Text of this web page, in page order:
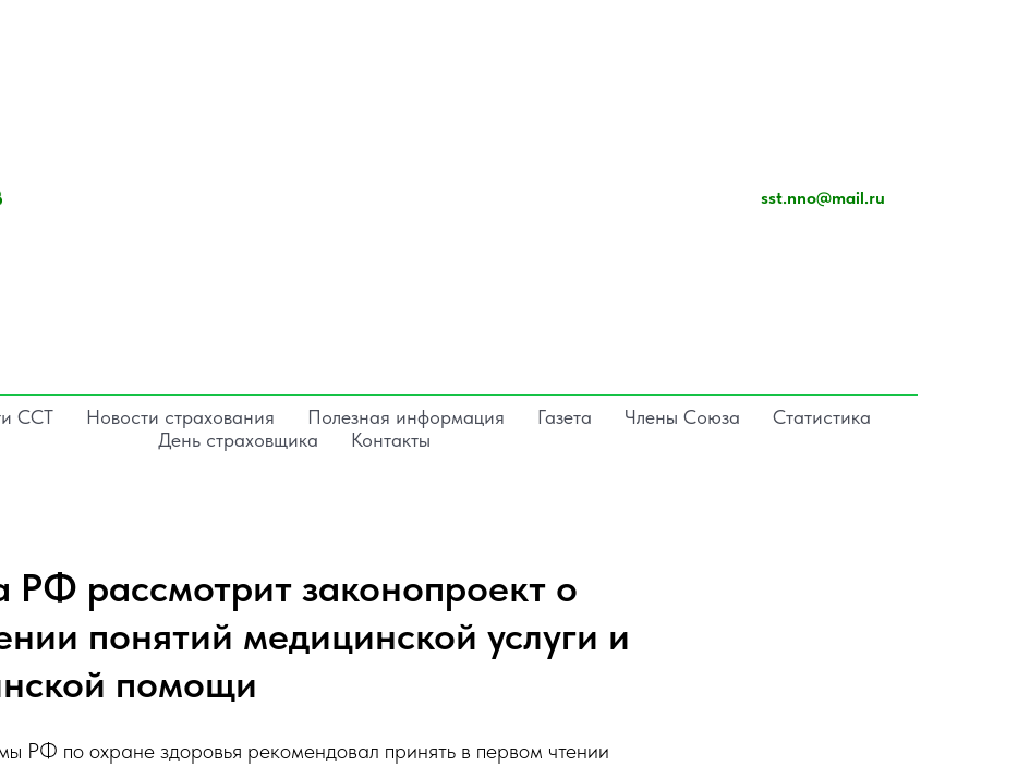
sst.nno@mail.ru
ССТ Новости страхования Полезная информация Газета Члены Союза
Статистика
День страховщика
Контакты
РФ рассмотрит законопроект о
понятий медицинской услуги и
помощи
РФ по охране здоровья рекомендовал принять в первом чтении